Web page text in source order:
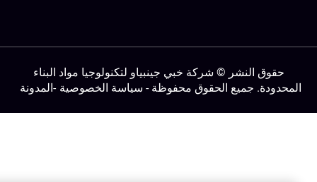
حقوق النشر © شركة خبي جينبياو لتكنولوجيا مواد البناء
جميع الحقوق محفوظة -سياسة الخصوصية -المدونة